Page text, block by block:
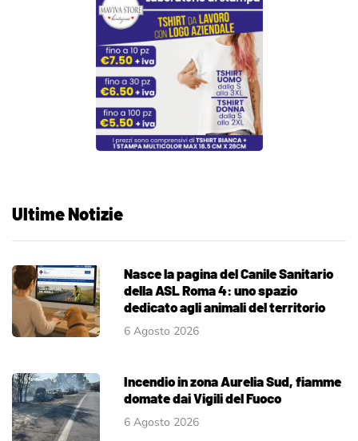
Ultime Notizie
Nasce la pagina del Canile Sanitario
della ASL Roma 4: uno spazio
dedicato agli animali del territorio
6 Agosto 2026
Incendio in zona Aurelia Sud, fiamme
domate dai Vigili del Fuoco
6 Agosto 2026